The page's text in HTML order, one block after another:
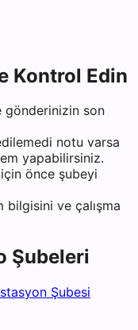
Kontrol Edin
gönderinizin son
notu varsa
yapabilirsiniz.
önce şubeyi
ve çalışma
Şubeleri
Şubesi